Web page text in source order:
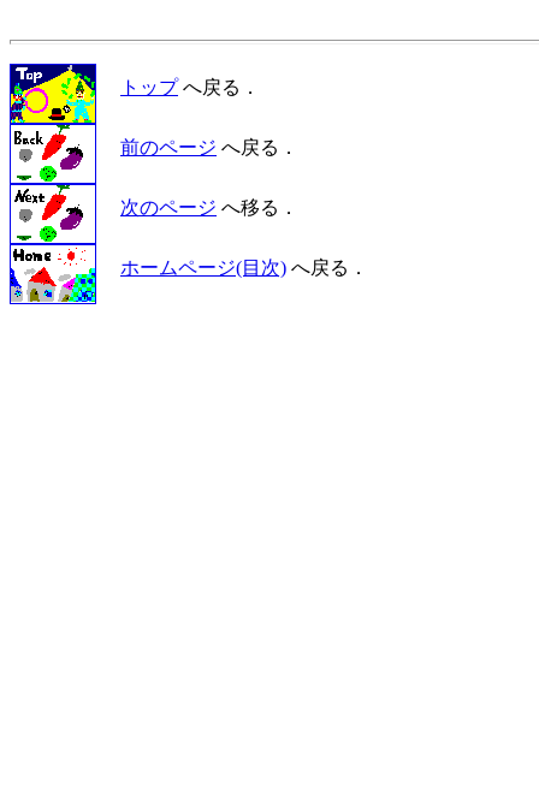
トップへ戻る．
前のページ へ戻る．
次のページ へ移る．
ホームページ(目次) へ戻る．